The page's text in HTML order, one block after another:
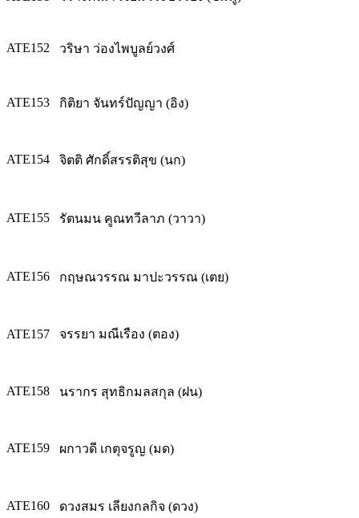
ATE152 วริษา ว่องไพบูลย์วงศ์
ATE153 กิติยา จันทร์ปัญญา (อิง)
ATE154 จิตติ ศักดิ์สรรติสุข (นก)
ATE155 รัตนมน คูณทวีลาภ (วาวา)
ATE156 กฤษณวรรณ มาปะวรรณ (เตย)
ATE157 จรรยา มณีเรือง (ตอง)
ATE158 นรากร สุทธิกมลสกุล (ฝน)
ATE159 ผกาวดี เกตุจรูญ (มด)
ATE160 ดวงสมร เลียงกลกิจ (ดวง)